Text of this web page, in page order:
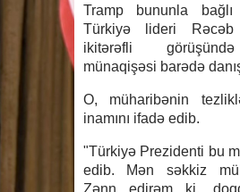
Tramp bununla
Türkiyə lideri
ikitərəfli
münaqişəsi barədə
O, müharibənin
inamını ifadə edib.
"Türkiyə Prezidenti bu
edib. Mən səkkiz
Zənn edirəm ki,